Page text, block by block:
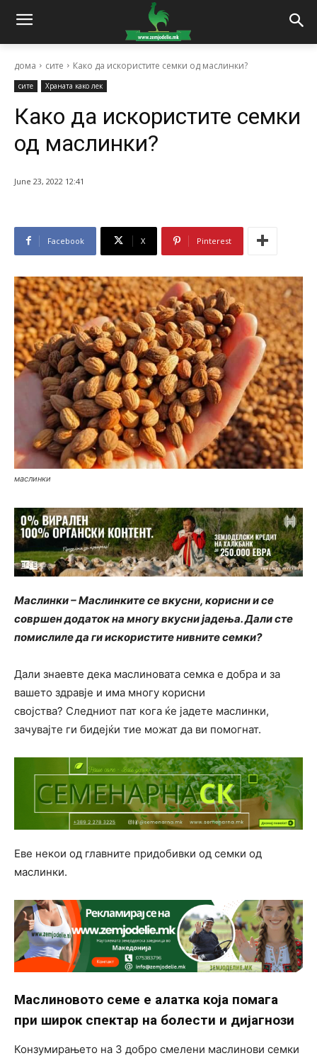
дома сите Како да искористите семки од маслинки?
сите Храната како лек
Како да искористите семки
од маслинки?
June 23, 2022 12:41
Facebook X Pinterest
маслинки
Маслинки – Маслинките се вкусни, корисни и се
совршен додаток на многу вкусни јадења. Дали сте
помислиле да ги искористите нивните семки?
Дали знаевте дека маслиновата семка е добра и за
вашето здравје и има многу корисни
својства? Следниот пат кога ќе јадете маслинки,
зачувајте ги бидејќи тие можат да ви помогнат.
Еве некои од главните придобивки од семки од
маслинки.
Маслиновото семе е алатка која помага
при широк спектар на болести и дијагнози
Конзумирањето на 3 добро смелени маслинови семки